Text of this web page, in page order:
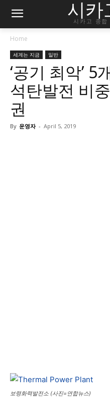
시카
시카고 종합
Home
세계는 지금 일반
‘공기 최악’
석탄발전 비
권
By 운영자 - April 5, 2019
보령화력발전소 (사진=연합뉴스)